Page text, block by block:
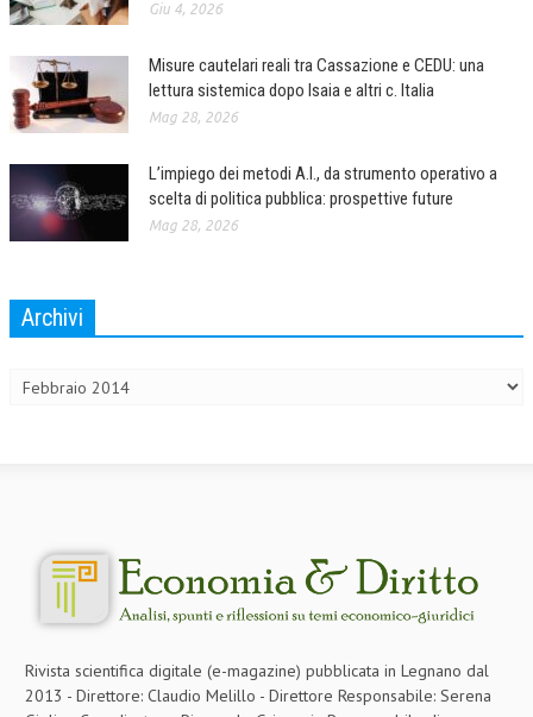
TESI DI LAUREA
MATERIALE DIDATTICO
INVITI E PROMOZIONI
Giu 4, 2026
Misure cautelari reali tra Cassazione e CEDU: una
lettura sistemica dopo Isaia e altri c. Italia
Mag 28, 2026
L’impiego dei metodi A.I., da strumento operativo a
scelta di politica pubblica: prospettive future
Mag 28, 2026
Archivi
Rivista scientifica digitale (e-magazine) pubblicata in Legnano dal
2013 - Direttore: Claudio Melillo - Direttore Responsabile: Serena